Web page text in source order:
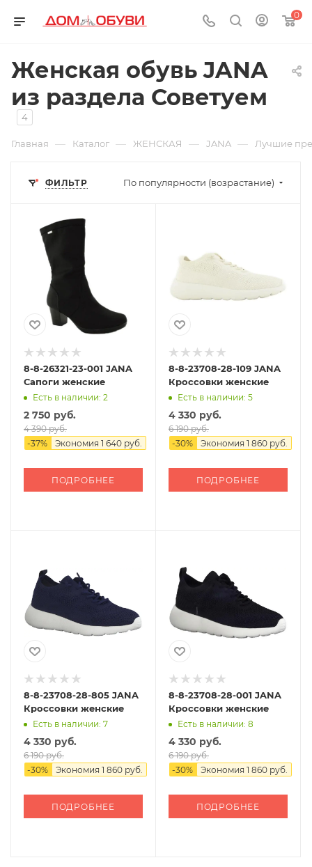
0
Женская обувь JANA
из раздела Советуем
4
Главная — Каталог — ЖЕНСКАЯ — JANA — Лучшие
ФИЛЬТР По популярности (возрастание)
8-8-26321-23-001 JANA
Сапоги женские
Есть в наличии: 2
2 750 руб.
4 390 руб.
-37% Экономия 1 640 руб.
ПОДРОБНЕЕ
8-8-23708-28-109 JANA
Кроссовки женские
Есть в наличии: 5
4 330 руб.
6 190 руб.
-30% Экономия 1 860 руб.
ПОДРОБНЕЕ
8-8-23708-28-805 JANA
Кроссовки женские
Есть в наличии: 7
4 330 руб.
6 190 руб.
-30% Экономия 1 860 руб.
ПОДРОБНЕЕ
8-8-23708-28-001 JANA
Кроссовки женские
Есть в наличии: 8
4 330 руб.
6 190 руб.
-30% Экономия 1 860 руб.
ПОДРОБНЕЕ